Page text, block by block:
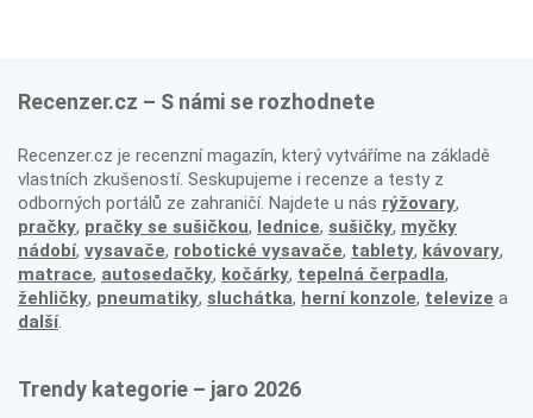
Recenzer.cz – S námi se rozhodnete
Recenzer.cz je recenzní magazín, který vytváříme na základě
vlastních zkušeností. Seskupujeme i recenze a testy z
odborných portálů ze zahraničí. Najdete u nás rýžovary,
pračky, pračky se sušičkou, lednice, sušičky, myčky
nádobí, vysavače, robotické vysavače, tablety, kávovary,
matrace, autosedačky, kočárky, tepelná čerpadla,
žehličky, pneumatiky, sluchátka, herní konzole, televize a
další.
Trendy kategorie – jaro 2026